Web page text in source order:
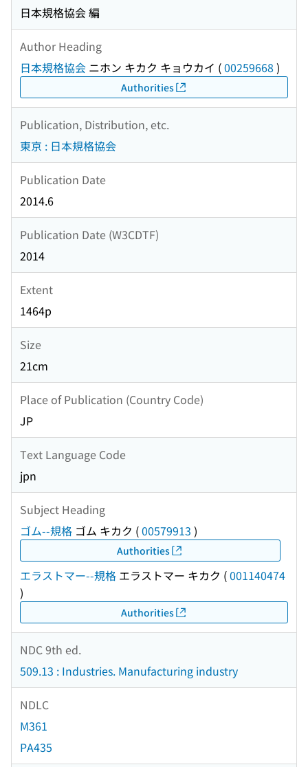
日本規格協会 編
Author Heading
日本規格協会 ニホン キカク キョウカイ (00259668 )
Authorities
Publication, Distribution, etc.
東京 : 日本規格協会
Publication Date
2014.6
Publication Date (W3CDTF)
2014
Extent
1464p
Size
21cm
Place of Publication (Country Code)
JP
Text Language Code
jpn
Subject Heading
ゴム--規格 ゴム キカク (00579913 )
Authorities
エラストマー--規格 エラストマー キカク (001140474
)
Authorities
NDC 9th ed.
509.13 : Industries. Manufacturing industry
NDLC
M361
PA435